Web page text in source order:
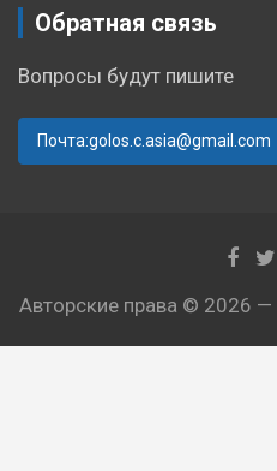
Обратная связь
Вопросы будут пишите
Почта:golos.c.asia@gmail.com
Авторские права © 2026 —